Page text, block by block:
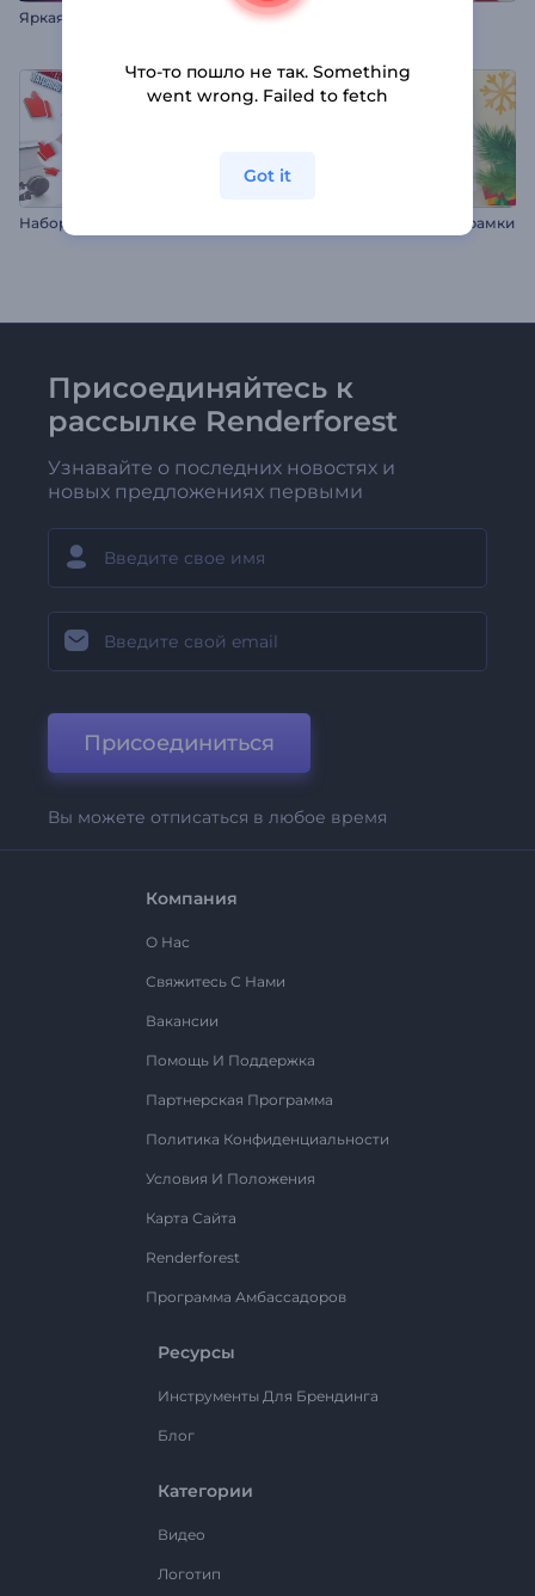
Яркая новогодняя заставка Интро: Наряженная елка
Набор заставок для YouTube Слайд-шоу: Новогодние рамки
Присоединяйтесь к
рассылке Renderforest
Узнавайте о последних новостях и
новых предложениях первыми
Присоединиться
Вы можете отписаться в любое время
Компания
О Нас
Свяжитесь С Нами
Вакансии
Помощь И Поддержка
Партнерская Программа
Политика Конфиденциальности
Условия И Положения
Карта Сайта
Renderforest
Программа Амбассадоров
Ресурсы
Инструменты Для Брендинга
Блог
Категории
Видео
Логотип
Что-то пошло не так. Something
went wrong. Failed to fetch
Got it